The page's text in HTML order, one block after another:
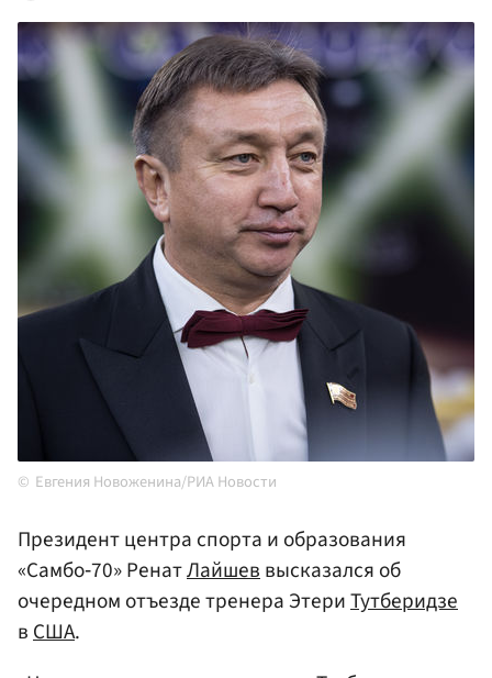
Евгения Новоженина/РИА Новости
Президент центра спорта и образования
«Самбо‑70» РенатЛайшеввысказался об
очередном отъезде тренера ЭтериТутберидзе
вСША.